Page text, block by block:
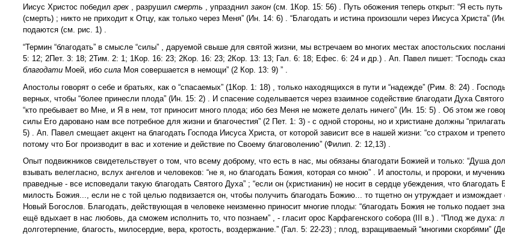
Иисус Христос победил грех , разрушил смерть , упразднил закон (см. 1Кор. 15: 56) . Путь обожения теперь открыт: “Я есть путь
(смерть) ; никто не приходит к Отцу, как только через Меня” (Ин. 14: 6) . “Благодать и истина произошли через Иисуса Христа”
подаются (см. рис. 1) .
“Термин “благодать” в смысле “силы” , даруемой свыше для святой жизни, мы встречаем во многих местах апостольских
5: 12; 2Пет. 3: 18; 2Тим. 2: 1; 1Кор. 16: 23; 2Кор. 16: 23; 2Кор. 13: 13; Гал. 6: 18; Ефес. 6: 24 и др.) . Ап. Павел пишет: “Господь
благодати Моей, ибо сила Моя совершается в немощи” (2 Кор. 13: 9) ” .
Апостолы говорят о себе и братьях, как о “спасаемых” (1Кор. 1: 18) , только находящихся в пути и “надежде” (Рим. 8: 24) .
верных, чтобы “более принесли плода” (Ин. 15: 2) . И спасение соделывается через взаимное содействие благодати Духа
“кто пребывает во Мне, и Я в нем, тот приносит много плода; ибо без Меня не можете делать ничего” (Ин. 15: 5) . Об этом же
силы Его даровано нам все потребное для жизни и благочестия” (2 Пет. 1: 3) - с одной стороны, но и христиане должны
5) . Ап. Павел смещает акцент на благодать Господа Иисуса Христа, от которой зависит все в нашей жизни: “со страхом и
потому что Бог производит в вас и хотение и действие по Своему благоволению” (Филип. 2: 12,13) .
Опыт подвижников свидетельствует о том, что всему доброму, что есть в нас, мы обязаны благодати Божией и только: “Душа
взывать велегласно, вслух ангелов и человеков: “не я, но благодать Божия, которая со мною” . И апостолы, и пророки, и
праведные - все исповедали такую благодать Святого Духа” ; “если он (христианин) не носит в сердце убеждения, что
милость Божия..., если не с той целью подвизается он, чтобы получить благодать Божию... то тщетно он утруждает и измождает
Новый Богослов. Благодать, действующая в человеке неизменно приносит многие плоды: “благодать Божия не только подает
ещё вдыхает в нас любовь, да сможем исполнить то, что познаем” , - гласит орос Карфагенского собора (III в.) . “Плод же духа:
долготерпение, благость, милосердие, вера, кротость, воздержание.” (Гал. 5: 22-23) ; плод, взращиваемый “многими скорбями”